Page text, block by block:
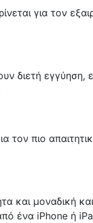
για τον
διετή
τον πιο
και μοναδική
ένα iPhone ή